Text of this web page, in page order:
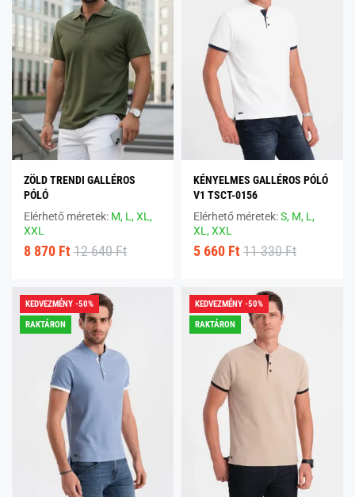
ZÖLD TRENDI GALLÉROS
PÓLÓ
Elérhető méretek: M, L,XL,
XXL
8 870 Ft 12 640 Ft
KÉNYELMES GALLÉROS PÓLÓ
V1 TSCT-0156
Elérhető méretek:S, M, L,
XL,XXL
5 660 Ft 11 330 Ft
KEDVEZMÉNY -50%
RAKTÁRON
KEDVEZMÉNY -50%
RAKTÁRON